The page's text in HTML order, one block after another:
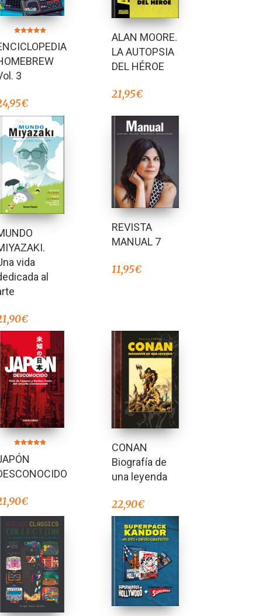
5.00
de 5
3
€
ALAN MOORE.
LA AUTOPSIA
DEL HÉROE
21,95€
vida
al
€
REVISTA
MANUAL 7
11,95€
5.00
de 5
€
CONAN
Biografía de
una leyenda
22,90€